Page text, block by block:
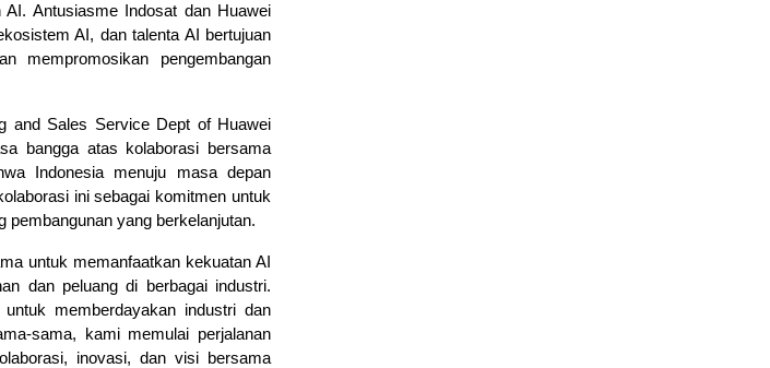
Antusiasme Indosat dan Huawei
AI, dan talenta AI bertujuan
mempromosikan pengembangan
and Sales Service Dept of Huawei
bangga atas kolaborasi bersama
Indonesia menuju masa depan
ini sebagai komitmen untuk
pembangunan yang berkelanjutan.
untuk memanfaatkan kekuatan AI
dan peluang di berbagai industri.
memberdayakan industri dan
sama, kami memulai perjalanan
inovasi, dan visi bersama